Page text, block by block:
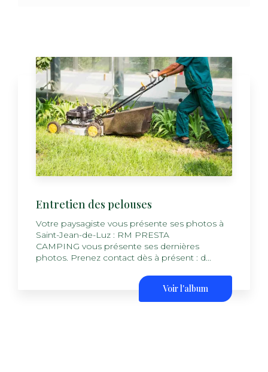
Entretien des pelouses
Votre paysagiste vous présente ses photos à
Saint-Jean-de-Luz : RM PRESTA
CAMPING vous présente ses dernières
photos. Prenez contact dès à présent : d...
Voir l'album